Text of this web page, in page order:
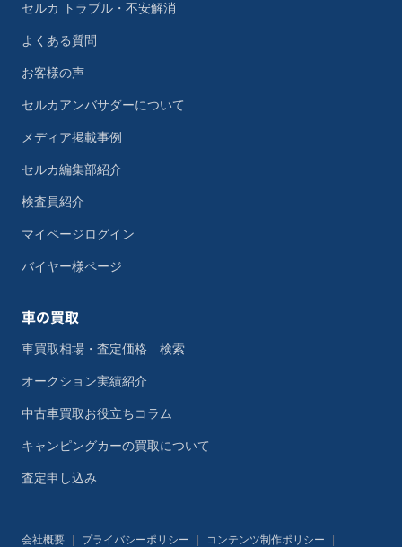
セルカ トラブル・不安解消
よくある質問
お客様の声
セルカアンバサダーについて
メディア掲載事例
セルカ編集部紹介
検査員紹介
マイページログイン
バイヤー様ページ
車の買取
車買取相場・査定価格 検索
オークション実績紹介
中古車買取お役立ちコラム
キャンピングカーの買取について
査定申し込み
会社概要 プライバシーポリシー コンテンツ制作ポリシー